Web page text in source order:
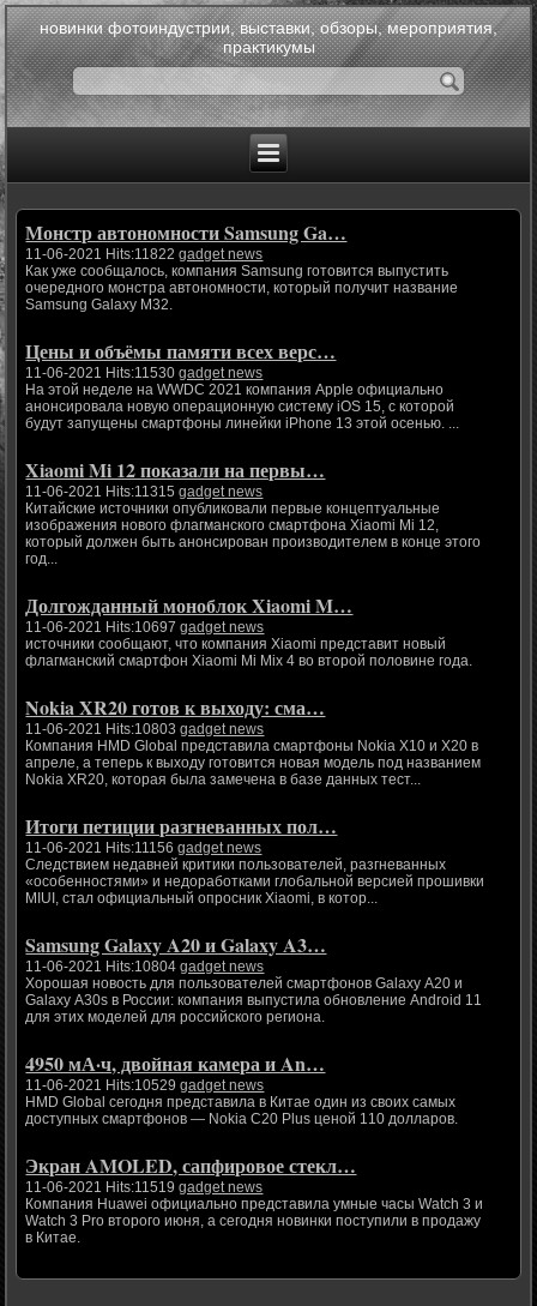
новинки фотоиндустрии, выставки, обзоры, мероприятия,
практикумы
Монстр автономности Samsung Ga…
11-06-2021 Hits:11822gadget news
Как уже сообщалось, компания Samsung готовится выпустить
очередного монстра автономности, который получит название
Samsung Galaxy M32.
Цены и объёмы памяти всех верс…
11-06-2021 Hits:11530gadget news
На этой неделе на WWDC 2021 компания Apple официально
анонсировала новую операционную систему iOS 15, с которой
будут запущены смартфоны линейки iPhone 13 этой осенью. ...
Xiaomi Mi 12 показали на первы…
11-06-2021 Hits:11315gadget news
Китайские источники опубликовали первые концептуальные
изображения нового флагманского смартфона Xiaomi Mi 12,
который должен быть анонсирован производителем в конце этого
год...
Долгожданный моноблок Xiaomi M…
11-06-2021 Hits:10697gadget news
источники сообщают, что компания Xiaomi представит новый
флагманский смартфон Xiaomi Mi Mix 4 во второй половине года.
Nokia XR20 готов к выходу: сма…
11-06-2021 Hits:10803gadget news
Компания HMD Global представила смартфоны Nokia X10 и X20 в
апреле, а теперь к выходу готовится новая модель под названием
Nokia XR20, которая была замечена в базе данных тест...
Итоги петиции разгневанных пол…
11-06-2021 Hits:11156gadget news
Следствием недавней критики пользователей, разгневанных
«особенностями» и недоработками глобальной версией прошивки
MIUI, стал официальный опросник Xiaomi, в котор...
Samsung Galaxy A20 и Galaxy A3…
11-06-2021 Hits:10804gadget news
Хорошая новость для пользователей смартфонов Galaxy A20 и
Galaxy A30s в России: компания выпустила обновление Android 11
для этих моделей для российского региона.
4950 мА·ч, двойная камера и An…
11-06-2021 Hits:10529gadget news
HMD Global сегодня представила в Китае один из своих самых
доступных смартфонов — Nokia C20 Plus ценой 110 долларов.
Экран AMOLED, сапфировое стекл…
11-06-2021 Hits:11519gadget news
Компания Huawei официально представила умные часы Watch 3 и
Watch 3 Pro второго июня, а сегодня новинки поступили в продажу
в Китае.